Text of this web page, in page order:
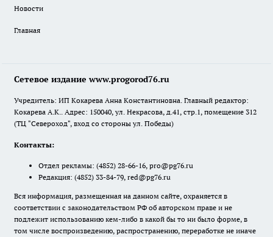
Новости
Главная
Сетевое издание www.progorod76.ru
Учредитель: ИП Кокарева Анна Константиновна. Главный редактор:
Кокарева А.К.. Адрес: 150040, ул. Некрасова, д.41, стр.1, помещение 312
(ТЦ "Североход", вход со стороны ул. Победы)
Контакты:
Отдел рекламы: (4852) 28-66-16, pro@pg76.ru
Редакция: (4852) 33-84-79, red@pg76.ru
Вся информация, размещенная на данном сайте, охраняется в
соответствии с законодательством РФ об авторском праве и не
подлежит использованию кем-либо в какой бы то ни было форме, в
том числе воспроизведению, распространению, переработке не иначе